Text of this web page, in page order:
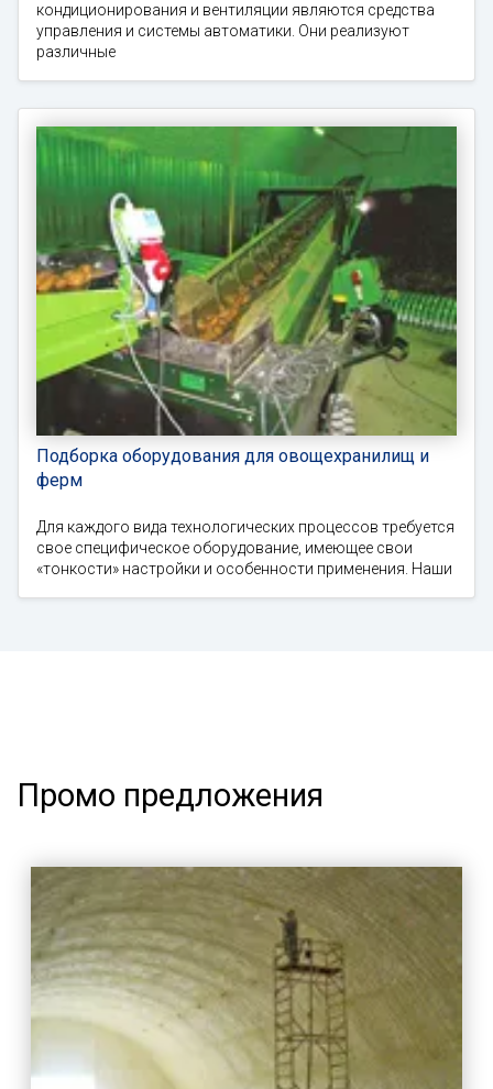
кондиционирования и вентиляции являются средства
управления и системы автоматики. Они реализуют
различные
Подборка оборудования для овощехранилищ и
ферм
Для каждого вида технологических процессов требуется
свое специфическое оборудование, имеющее свои
«тонкости» настройки и особенности применения. Наши
Промо предложения